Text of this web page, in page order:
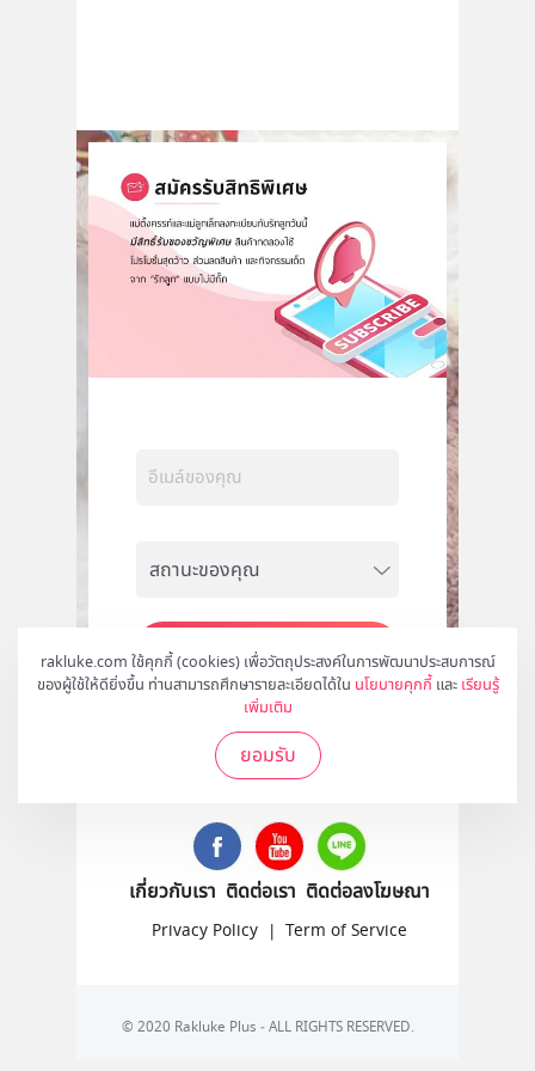
rakluke.com ใช้คุกกี้ (cookies) เพื่อวัตถุประสงค์ในการพัฒนาประสบการณ์
ของผู้ใช้ให้ดียิ่งขึ้น ท่านสามารถศึกษารายละเอียดได้ใน นโยบายคุกกี้ และ เรียนรู้
เพิ่มเติม
ยอมรับ
สมัคร
ติดตามเราได้ที่
เกี่ยวกับเรา ติดต่อเรา ติดต่อลงโฆษณา
Privacy Policy | Term of Service
© 2020 Rakluke Plus - ALL RIGHTS RESERVED.